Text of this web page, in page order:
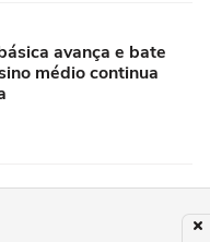
avança e bate
médio continua